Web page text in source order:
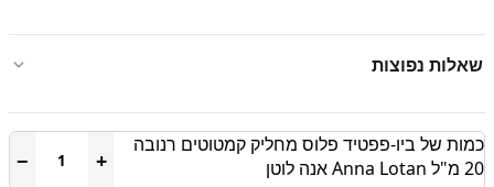
שאלות נפוצות
כמות של ביו-פפטיד פלוס מחליק קמטוטים רנובה
20 מ"ל Anna Lotan אנה לוטן
+
−